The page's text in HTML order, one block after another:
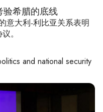
验希腊的底线
意大利-利比亚关系表明
。
and national security